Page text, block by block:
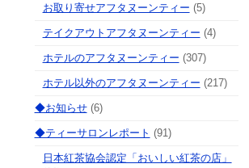
お取り寄せアフタヌーンティー (5)
テイクアウトアフタヌーンティー (4)
ホテルのアフタヌーンティー (307)
ホテル以外のアフタヌーンティー (217)
◆お知らせ(6)
◆ティーサロンレポート (91)
日本紅茶協会認定「おいしい紅茶の店」